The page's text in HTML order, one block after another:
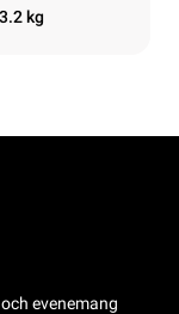
3.2 kg
evenemang